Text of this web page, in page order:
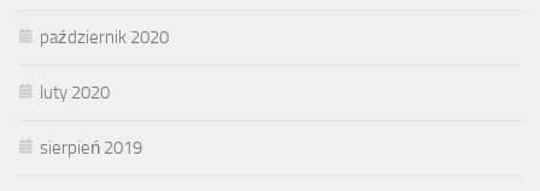
październik 2020
luty 2020
sierpień 2019